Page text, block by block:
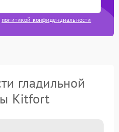
политикой конфиденциальности
гладильной
Kitfort